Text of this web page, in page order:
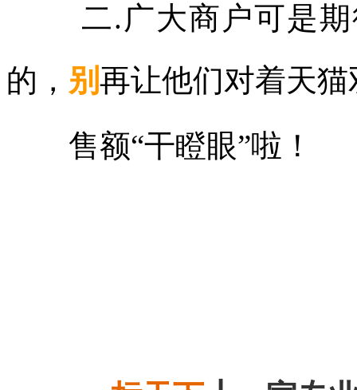
二.广大商户可是
的， 别再让他们对着天
售额“干瞪眼”啦！